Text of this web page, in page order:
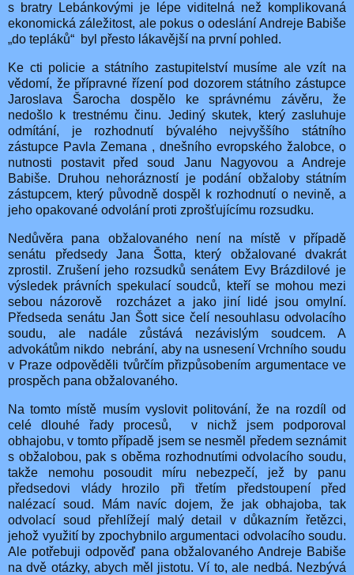
s bratry Lebánkovými je lépe viditelná než komplikovaná
ekonomická záležitost, ale pokus o odeslání Andreje Babiše
„do tepláků“ byl přesto lákavější na první pohled.
Ke cti policie a státního zastupitelství musíme ale vzít na
vědomí, že přípravné řízení pod dozorem státního zástupce
Jaroslava Šarocha dospělo ke správnému závěru, že
nedošlo k trestnému činu. Jediný skutek, který zasluhuje
odmítání, je rozhodnutí bývalého nejvyššího státního
zástupce Pavla Zemana , dnešního evropského žalobce, o
nutnosti postavit před soud Janu Nagyovou a Andreje
Babiše. Druhou nehorázností je podání obžaloby státním
zástupcem, který původně dospěl k rozhodnutí o nevině, a
jeho opakované odvolání proti zprošťujícímu rozsudku.
Nedůvěra pana obžalovaného není na místě v případě
senátu předsedy Jana Šotta, který obžalované dvakrát
zprostil. Zrušení jeho rozsudků senátem Evy Brázdilové je
výsledek právních spekulací soudců, kteří se mohou mezi
sebou názorově rozcházet a jako jiní lidé jsou omylní.
Předseda senátu Jan Šott sice čelí nesouhlasu odvolacího
soudu, ale nadále zůstává nezávislým soudcem. A
advokátům nikdo nebrání, aby na usnesení Vrchního soudu
v Praze odpověděli tvůrčím přizpůsobením argumentace ve
prospěch pana obžalovaného.
Na tomto místě musím vyslovit politování, že na rozdíl od
celé dlouhé řady procesů, v nichž jsem podporoval
obhajobu, v tomto případě jsem se nesměl předem seznámit
s obžalobou, pak s oběma rozhodnutími odvolacího soudu,
takže nemohu posoudit míru nebezpečí, jež by panu
předsedovi vlády hrozilo při třetím předstoupení před
nalézací soud. Mám navíc dojem, že jak obhajoba, tak
odvolací soud přehlížejí malý detail v důkazním řetězci,
jehož využití by zpochybnilo argumentaci odvolacího soudu.
Ale potřebuji odpověď pana obžalovaného Andreje Babiše
na dvě otázky, abych měl jistotu. Ví to, ale nedbá. Nezbývá